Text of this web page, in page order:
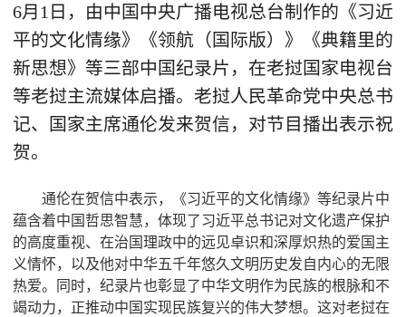
6月1日，由中国中央广播电视总台制作的《习近
平的文化情缘》《领航（国际版）》《典籍里的
新思想》等三部中国纪录片，在老挝国家电视台
等老挝主流媒体启播。老挝人民革命党中央总书
记、国家主席通伦发来贺信，对节目播出表示祝
贺。
通伦在贺信中表示，《习近平的文化情缘》等纪录片中
蕴含着中国哲思智慧，体现了习近平总书记对文化遗产保护
的高度重视、在治国理政中的远见卓识和深厚炽热的爱国主
义情怀，以及他对中华五千年悠久文明历史发自内心的无限
热爱。同时，纪录片也彰显了中华文明作为民族的根脉和不
竭动力，正推动中国实现民族复兴的伟大梦想。这对老挝在